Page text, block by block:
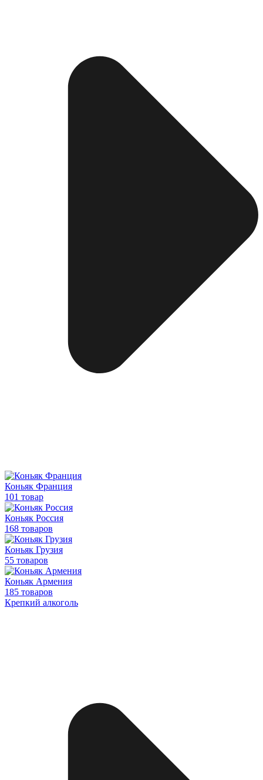
Коньяк Франция
101 товар
Коньяк Россия
168 товаров
Коньяк Грузия
55 товаров
Коньяк Армения
185 товаров
Крепкий алкоголь